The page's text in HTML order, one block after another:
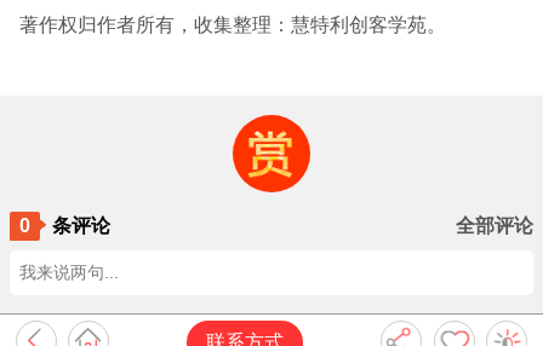
著作权归作者所有，收集整理：慧特利创客学苑。
0 条评论 全部评论
我来说两句...